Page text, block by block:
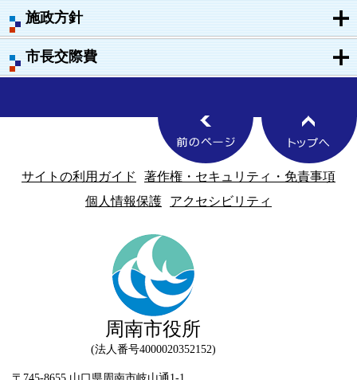
施政方針
市長交際費
サイトの利用ガイド
著作権・セキュリティ・免責事項
個人情報保護
アクセシビリティ
周南市役所
法人番号4000020352152
〒745-8655 山口県周南市岐山通1-1